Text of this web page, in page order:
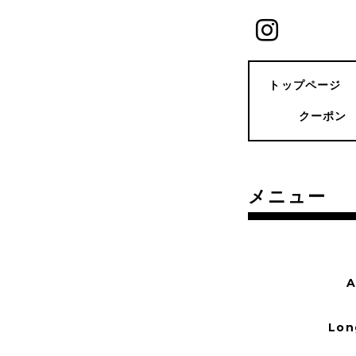
トップページ
クーポン
メニュー